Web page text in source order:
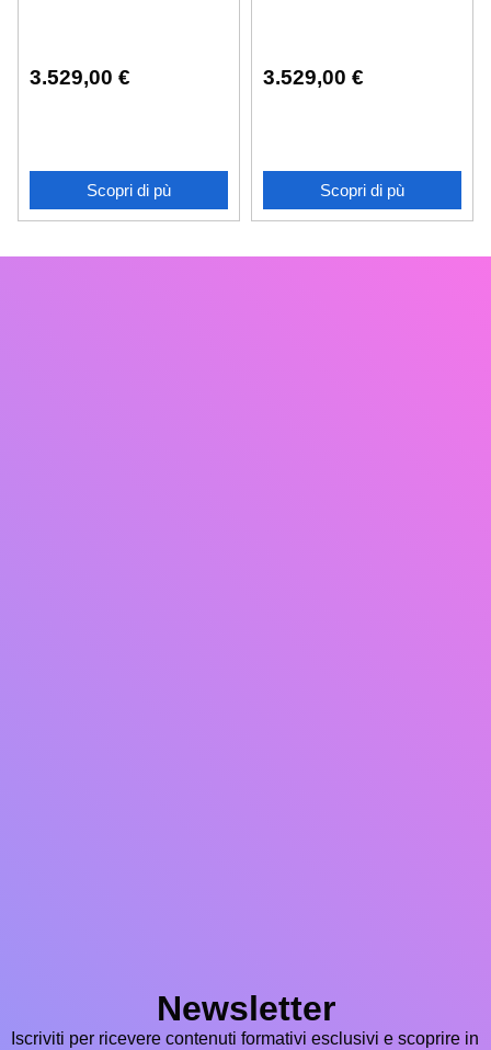
3.529,00 €
Scopri di pù
3.529,00 €
Scopri di pù
Newsletter
Iscriviti per ricevere contenuti formativi esclusivi e scoprire in